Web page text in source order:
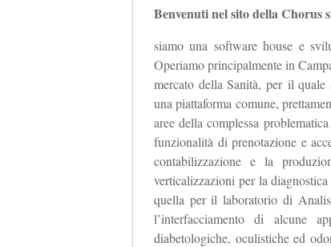
Benvenuti nel sito della Chorus
siamo una software house e
Operiamo principalmente in
mercato della Sanità, per il
una piattaforma comune,
aree della complessa
funzionalità di prenotazione e
contabilizzazione e la
verticalizzazioni per la
quella per il laboratorio di
l’interfacciamento di alcune
diabetologiche, oculistiche ed